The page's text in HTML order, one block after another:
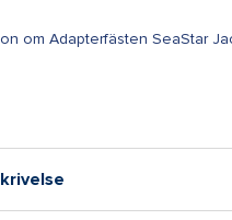
om Adapterfästen SeaStar